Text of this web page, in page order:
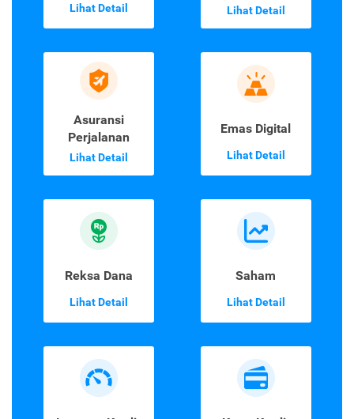
Lihat Detail Lihat Detail
Asuransi
Perjalanan
Lihat Detail
Emas Digital
Lihat Detail
Reksa Dana
Lihat Detail
Saham
Lihat Detail